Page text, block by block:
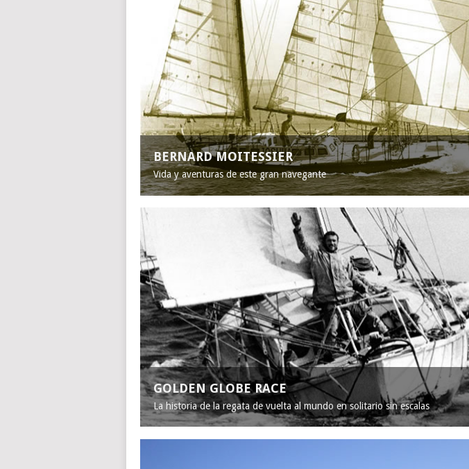
BERNARD MOITESSIER
Vida y aventuras de este gran navegante
GOLDEN GLOBE RACE
La historia de la regata de vuelta al mundo en solitario sin escalas